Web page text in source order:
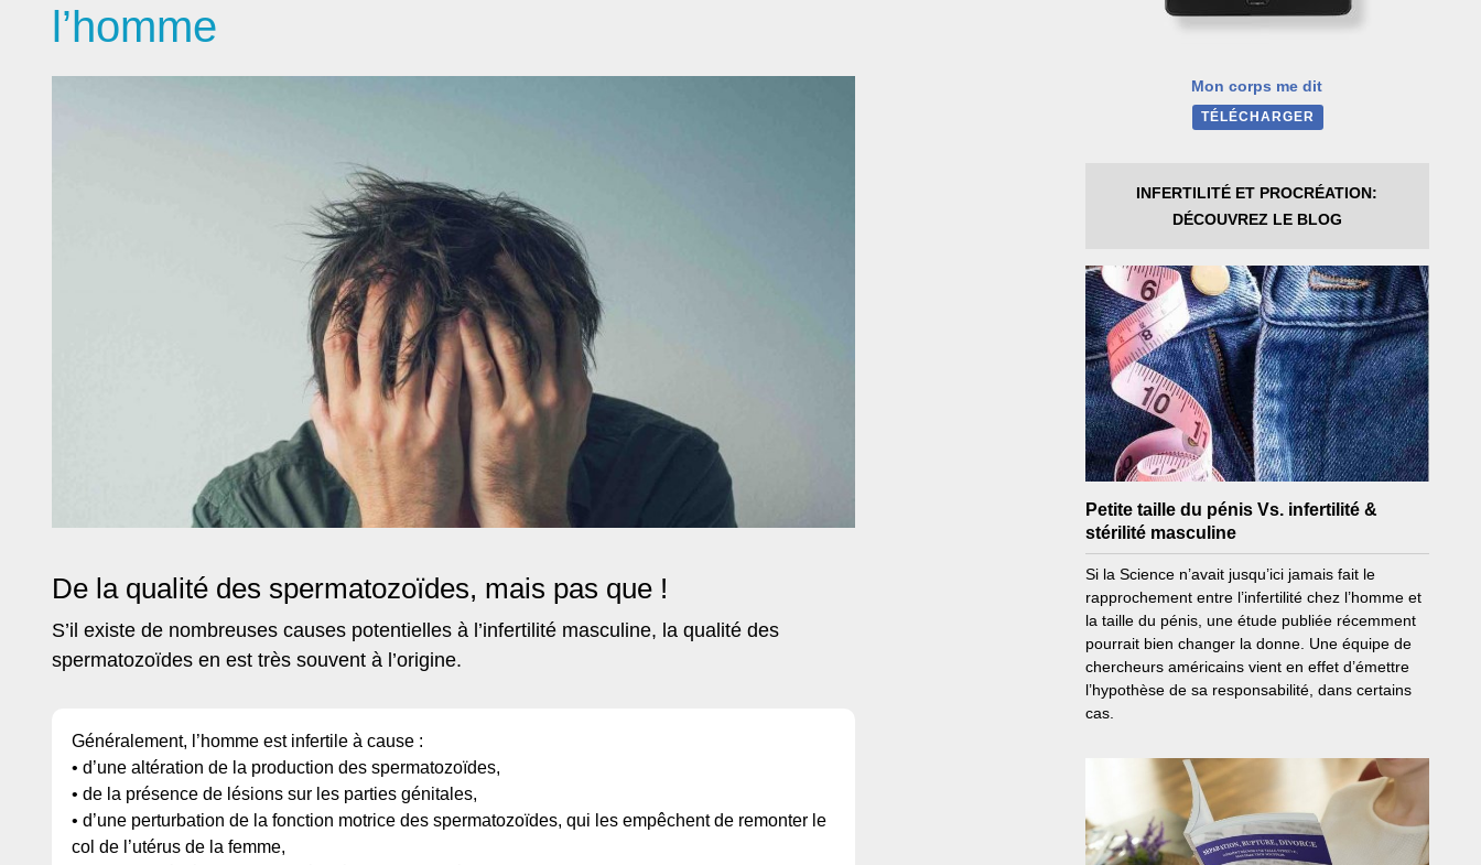
l’homme
De la qualité des spermatozoïdes, mais pas que !
S’il existe de nombreuses causes potentielles à l’infertilité masculine, la qualité des
spermatozoïdes en est très souvent à l’origine.
Généralement, l’homme est infertile à cause :
• d’une altération de la production des spermatozoïdes,
• de la présence de lésions sur les parties génitales,
• d’une perturbation de la fonction motrice des spermatozoïdes, qui les empêchent de remonter le
col de l’utérus de la femme,
Mon corps me dit
TÉLÉCHARGER
INFERTILITÉ ET PROCRÉATION:
DÉCOUVREZ LE BLOG
Petite taille du pénis Vs. infertilité &
stérilité masculine
Si la Science n’avait jusqu’ici jamais fait le
rapprochement entre l’infertilité chez l’homme et
la taille du pénis, une étude publiée récemment
pourrait bien changer la donne. Une équipe de
chercheurs américains vient en effet d’émettre
l’hypothèse de sa responsabilité, dans certains
cas.